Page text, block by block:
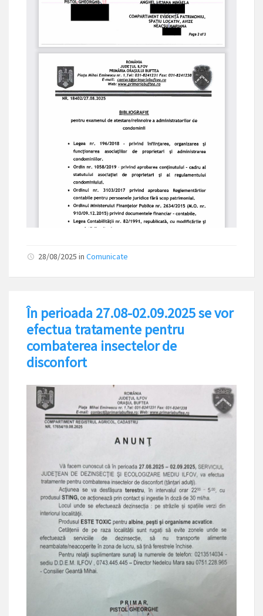
28/08/2025 in Comunicate
În perioada 27.08-02.09.2025 se vor
efectua tratamente pentru
combaterea insectelor de
disconfort